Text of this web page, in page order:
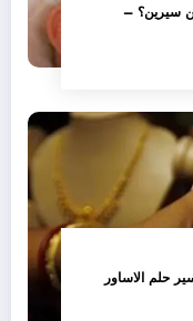
سيرين؟ –
حلم الاساور